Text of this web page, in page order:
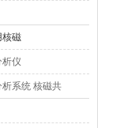
核磁
仪
系统 核磁共